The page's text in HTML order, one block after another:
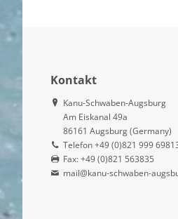
Kontakt
Kanu-Schwaben-Augsburg
Am Eiskanal 49a
86161 Augsburg (Germany)
Telefon +49 (0)821 999
Fax: +49 (0)821 563835
mail@kanu-schwaben-